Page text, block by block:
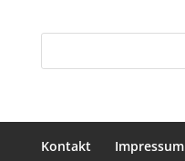
Kontakt Impressum